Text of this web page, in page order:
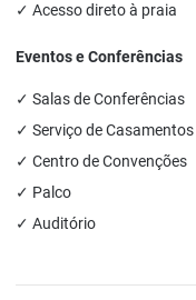
✓ Acesso direto à praia
Eventos e Conferências
✓ Salas de Conferências
✓ Serviço de Casamentos
✓ Centro de Convenções
✓ Palco
✓ Auditório